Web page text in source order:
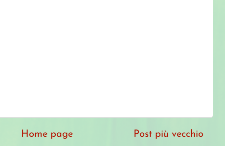
Post più vecchio
Home page